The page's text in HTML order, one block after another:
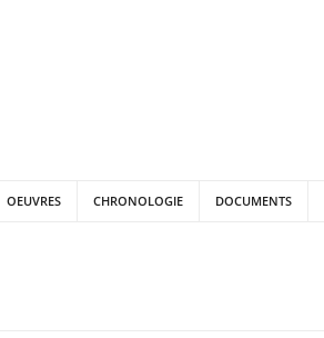
OEUVRES CHRONOLOGIE DOCUMENTS